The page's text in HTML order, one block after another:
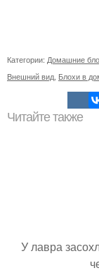
Категории: Домашние
Внешний вид Блохи в
Читайте также
У лавра